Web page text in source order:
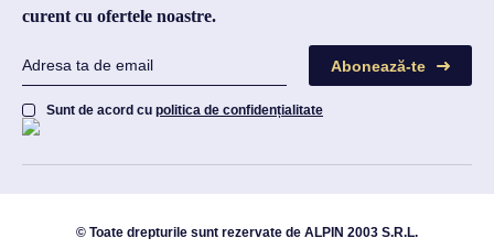
curent cu ofertele noastre.
Abonează-te
Sunt de acord cu politica de confidențialitate
© Toate drepturile sunt rezervate de ALPIN 2003 S.R.L.